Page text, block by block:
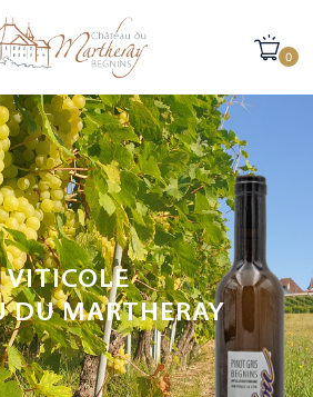
0
DU MARTHERAY